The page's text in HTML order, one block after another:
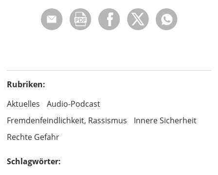
Rubriken:
Aktuelles
Audio-Podcast
Fremdenfeindlichkeit, Rassismus
Innere Sicherheit
Rechte Gefahr
Schlagwörter: